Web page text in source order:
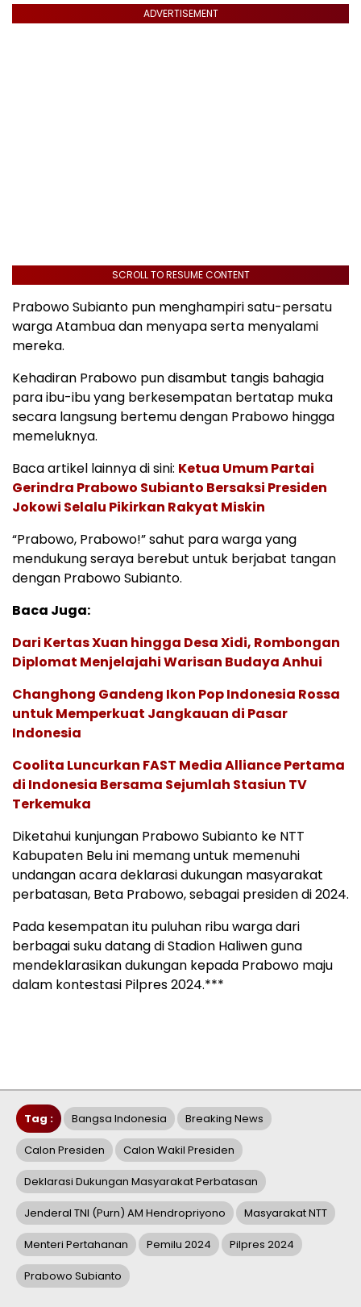
ADVERTISEMENT
SCROLL TO RESUME CONTENT
Prabowo Subianto pun menghampiri satu-persatu
warga Atambua dan menyapa serta menyalami
mereka.
Kehadiran Prabowo pun disambut tangis bahagia
para ibu-ibu yang berkesempatan bertatap muka
secara langsung bertemu dengan Prabowo hingga
memeluknya.
Baca artikel lainnya di sini: Ketua Umum Partai
Gerindra Prabowo Subianto Bersaksi Presiden
Jokowi Selalu Pikirkan Rakyat Miskin
“Prabowo, Prabowo!” sahut para warga yang
mendukung seraya berebut untuk berjabat tangan
dengan Prabowo Subianto.
Baca Juga:
Dari Kertas Xuan hingga Desa Xidi, Rombongan
Diplomat Menjelajahi Warisan Budaya Anhui
Changhong Gandeng Ikon Pop Indonesia Rossa
untuk Memperkuat Jangkauan di Pasar
Indonesia
Coolita Luncurkan FAST Media Alliance Pertama
di Indonesia Bersama Sejumlah Stasiun TV
Terkemuka
Diketahui kunjungan Prabowo Subianto ke NTT
Kabupaten Belu ini memang untuk memenuhi
undangan acara deklarasi dukungan masyarakat
perbatasan, Beta Prabowo, sebagai presiden di 2024.
Pada kesempatan itu puluhan ribu warga dari
berbagai suku datang di Stadion Haliwen guna
mendeklarasikan dukungan kepada Prabowo maju
dalam kontestasi Pilpres 2024.***
Tag : Bangsa Indonesia Breaking News
Calon Presiden Calon Wakil Presiden
Deklarasi Dukungan Masyarakat Perbatasan
Jenderal TNI (Purn) AM Hendropriyono Masyarakat NTT
Menteri Pertahanan Pemilu 2024 Pilpres 2024
Prabowo Subianto